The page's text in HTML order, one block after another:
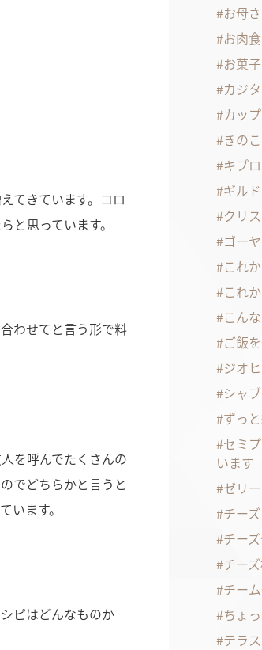
てきています。コロ
と思っています。
わせてと言う形で料
を呼んでたくさんの
でどちらかと言うと
います。
ピはどんなものか
お母
お肉
お菓
カジ
カッ
きのこ
キプ
ギル
クリ
ゴーヤ
これ
これ
こん
ご飯
ジオ
シャ
ずっ
セミ
います
ゼリ
チー
チー
チー
チー
ちょ
テラ